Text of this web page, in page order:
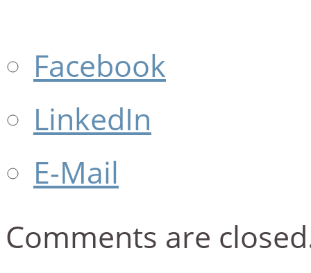
Facebook
LinkedIn
E-Mail
Comments are